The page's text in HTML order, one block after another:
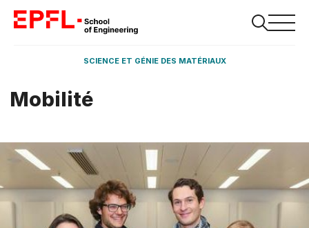
SCIENCE ET GÉNIE DES MATÉRIAUX
Mobilité